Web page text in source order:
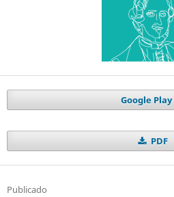
Google Play
PDF
Publicado